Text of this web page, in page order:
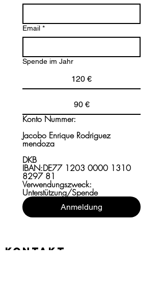
Email *
Spende im Jahr
120 €
90 €
Konto Nummer:
Jacobo Enrique Rodriguez
mendoza
DKB
IBAN:DE77 1203 0000 1310
8297 81
Unterstützung/Spende
Anmeldung
KONTAKT